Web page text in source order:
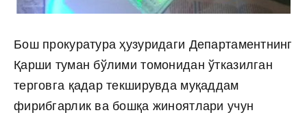
Бош прокуратура ҳузуридаги Департаментнинг
Қарши туман бўлими томонидан ўтказилган
терговга қадар текширувда муқаддам
фирибгарлик ва бошқа жиноятлари учун